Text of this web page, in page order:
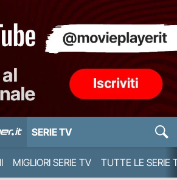
SERIE TV
MIGLIORI SERIE TV TUTTE LE SERIE